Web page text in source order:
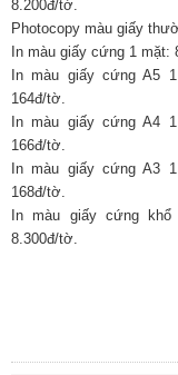
8.200đ/tờ.
Photocopy màu giấy
In màu giấy cứng 1
In màu giấy cứng A5
164đ/tờ.
In màu giấy cứng A4
166đ/tờ.
In màu giấy cứng A3
168đ/tờ.
In màu giấy cứng
8.300đ/tờ.